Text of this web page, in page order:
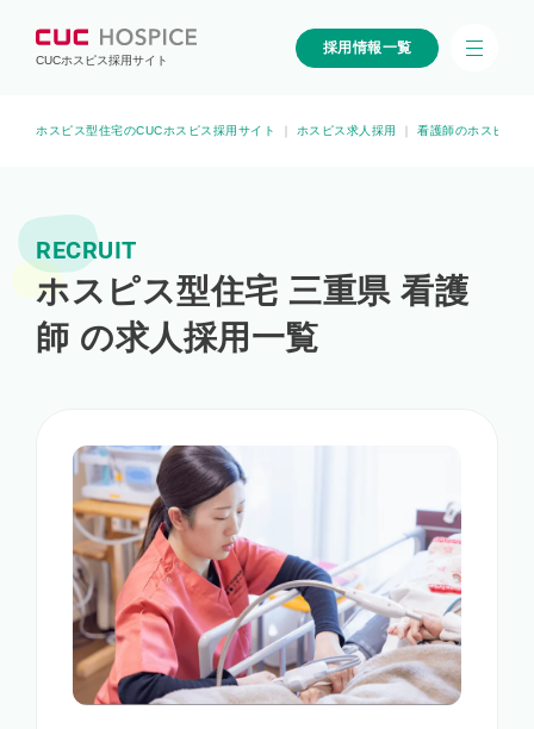
CUCホスピス採用サイト
採用情報一覧
ホスピス型住宅のCUCホスピス採用サイト ホスピス求人採用 看護師のホスピス求
RECRUIT
ホスピス型住宅 三重県 看護
師 の求人採用一覧